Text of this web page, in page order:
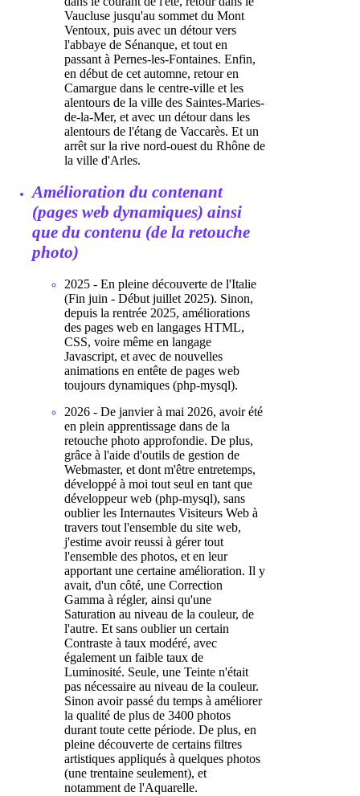
Vaucluse jusqu'au sommet du Mont
Ventoux, puis avec un détour vers
l'abbaye de Sénanque, et tout en
passant à Pernes-les-Fontaines. Enfin,
en début de cet automne, retour en
Camargue dans le centre-ville et les
alentours de la ville des Saintes-Maries-
de-la-Mer, et avec un détour dans les
alentours de l'étang de Vaccarès. Et un
arrêt sur la rive nord-ouest du Rhône de
la ville d'Arles.
Amélioration du contenant
(pages web dynamiques) ainsi
que du contenu (de la retouche
photo)
2025 - En pleine découverte de l'Italie
(Fin juin - Début juillet 2025). Sinon,
depuis la rentrée 2025, améliorations
des pages web en langages HTML,
CSS, voire même en langage
Javascript, et avec de nouvelles
animations en entête de pages web
toujours dynamiques (php-mysql).
2026 - De janvier à mai 2026, avoir été
en plein apprentissage dans de la
retouche photo approfondie. De plus,
grâce à l'aide d'outils de gestion de
Webmaster, et dont m'être entretemps,
développé à moi tout seul en tant que
développeur web (php-mysql), sans
oublier les Internautes Visiteurs Web à
travers tout l'ensemble du site web,
j'estime avoir reussi à gérer tout
l'ensemble des photos, et en leur
apportant une certaine amélioration. Il y
avait, d'un côté, une Correction
Gamma à régler, ainsi qu'une
Saturation au niveau de la couleur, de
l'autre. Et sans oublier un certain
Contraste à taux modéré, avec
également un faible taux de
Luminosité. Seule, une Teinte n'était
pas nécessaire au niveau de la couleur.
Sinon avoir passé du temps à améliorer
la qualité de plus de 3400 photos
durant toute cette période. De plus, en
pleine découverte de certains filtres
artistiques appliqués à quelques photos
(une trentaine seulement), et
notamment de l'Aquarelle.